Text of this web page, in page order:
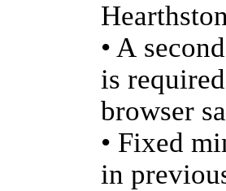
• A
is
browser
• Fixed
in